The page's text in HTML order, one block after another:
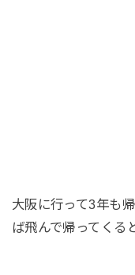
大阪に行って3年も
ば飛んで帰ってくる